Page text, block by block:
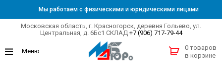
Мы работаем с физическими и юридическими лицами
Московская область, г. Красногорск, деревня Гольево, ул.
Центральная, д. 6Бс1 СКЛАД +7 (906) 717-79-44
0 товаров
в корзине